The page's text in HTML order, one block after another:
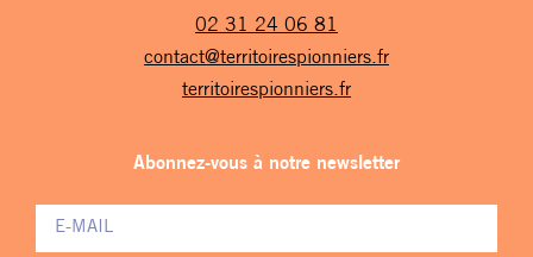
02 31 24 06 81
contact@territoirespionniers.fr
territoirespionniers.fr
Abonnez-vous à notre newsletter